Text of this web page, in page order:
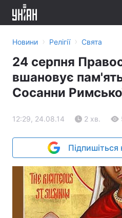
Новини › Релігії › Свята
24 серпня
вшановує
Сосанни
12:29, 24.08.14 2 хв.
Підпишіться